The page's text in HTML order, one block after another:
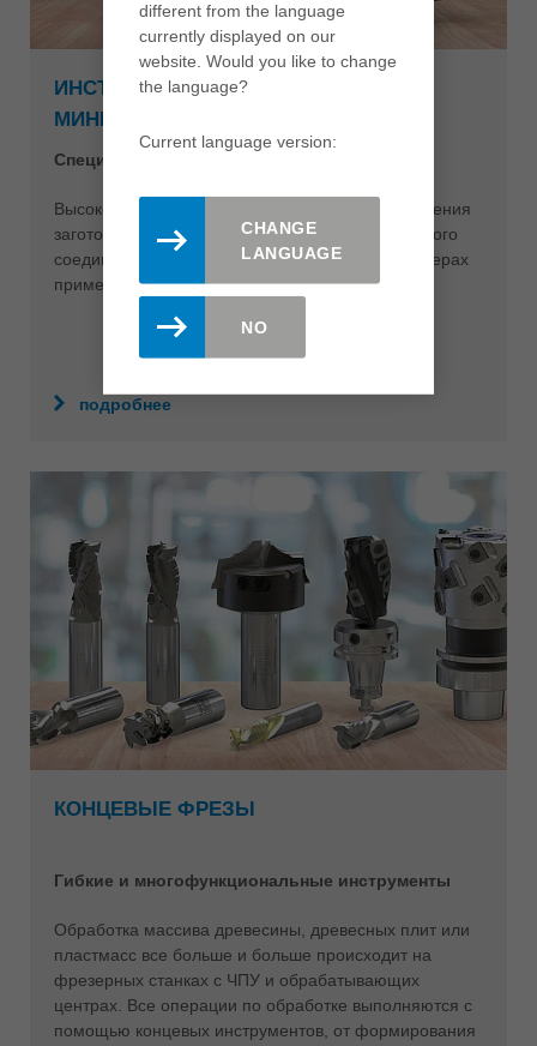
ИНСТРУМЕНТЫ ДЛЯ ОБРАБОТКИ
МИНИШИПОВ
Специальные режущие инструменты
Высокопрочные клиновидные шипы для соединения
заготовок по длине используются для продольного
соединения массивной древесины в разных сферах
применения.
подробнее
КОНЦЕВЫЕ ФРЕЗЫ
Гибкие и многофункциональные инструменты
Обработка массива древесины, древесных плит или
пластмасс все больше и больше происходит на
фрезерных станках с ЧПУ и обрабатывающих
центрах. Все операции по обработке выполняются с
помощью концевых инструментов, от формирования
different from the language
currently displayed on our
website. Would you like to change
the language?
Current language version:
CHANGE
LANGUAGE
NO